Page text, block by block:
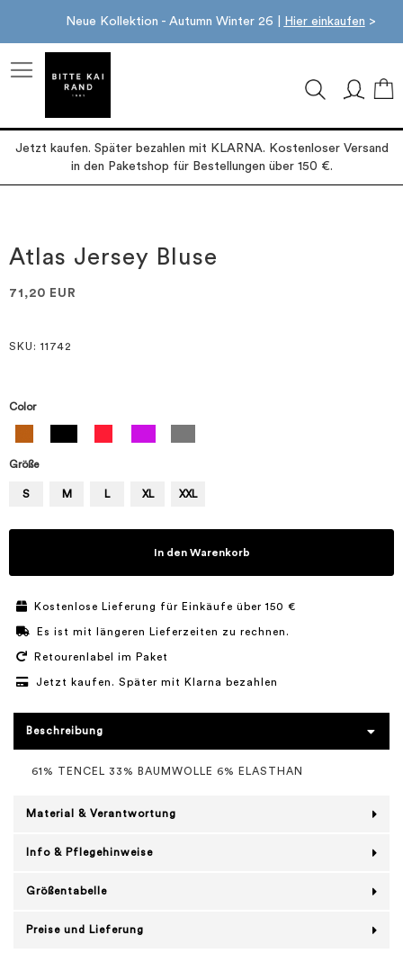
Neue Kollektion - Autumn Winter 26 | Hier einkaufen >
Jetzt kaufen. Später bezahlen mit KLARNA. Kostenloser Versand
in den Paketshop für Bestellungen über 150 €.
der
Bildgalerie
der
Bildgalerie
Atlas Jersey Bluse
71,20 EUR
SKU : 11742
Color
Größe
S M L XL XXL
In den Warenkorb
Kostenlose Lieferung für Einkäufe über 150 €
Es ist mit längeren Lieferzeiten zu rechnen.
Retourenlabel im Paket
Jetzt kaufen. Später mit Klarna bezahlen
Beschreibung
61% TENCEL 33% BAUMWOLLE 6% ELASTHAN
Material & Verantwortung
Info & Pflegehinweise
Größentabelle
Preise und Lieferung